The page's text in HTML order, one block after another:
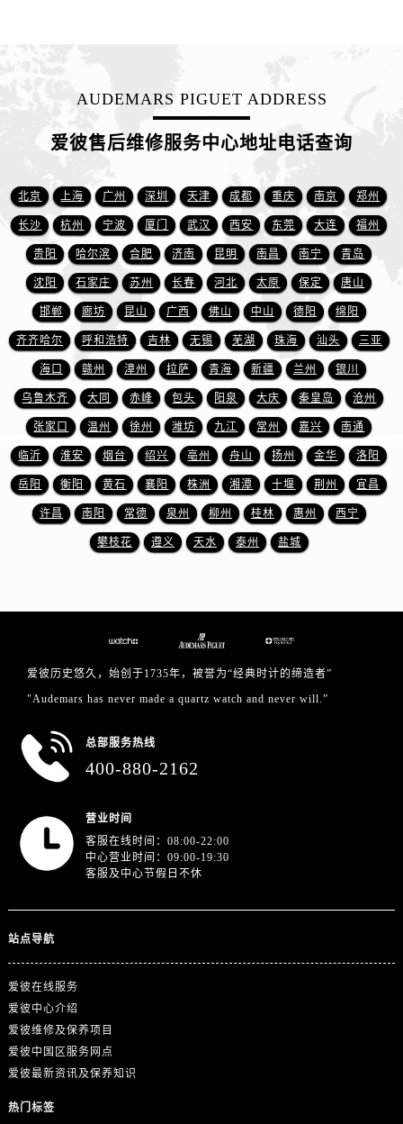
江苏省南京市秦淮区中山南路1号南京中心22层22-C1-C3室爱彼售后服务中心（需提前预约）
江苏省宿迁市宿城区西湖路爱彼售后服务中心（需提前预约）
江苏省泰州市海陵区永定东路399号置地商务中心东塔（华润万象城）17层1706室爱彼售后服务中心（需提前预约）
江苏省徐州市鼓楼区淮海东路29号苏宁广场IFC国际金融中心35层3508室爱彼售后服务中心（需提前预约）
江苏省盐城市盐都区世纪大道5号盐城金融城写字楼1号楼16层1604室爱彼售后服务中心（需提前预约）
江苏省扬州市邗江区国展路29号星耀天地写字楼1号楼18层1803室爱彼售后服务中心（需提前预约）
江苏省镇江市京口区中山东路爱彼售后服务中心（需提前预约）
江西省抚州市临川区赣东大道爱彼售后服务中心（需提前预约）
江西省赣州市章贡区文清路爱彼售后服务中心（需提前预约）
江西省吉安市吉州区井冈山大道爱彼售后服务中心（需提前预约）
江西省景德镇市珠山区珠山中路爱彼售后服务中心（需提前预约）
江西省九江市浔阳区浔阳路爱彼售后服务中心（需提前预约）
江西省南昌市红谷滩新区红谷中大道998号绿地双子塔（中央广场）A1座办公楼14层1407室爱彼售后服务中心（需提前预约）
江西省萍乡市安源区萍安北大道与康庄路交叉口爱彼售后服务中心（需提前预约）
AUDEMARS PIGUET ADDRESS
爱彼售后维修服务中心地址电话查询
北京 上海 广州 深圳 天津 成都 重庆 南京 郑州
长沙 杭州 宁波 厦门 武汉 西安 东莞 大连 福州
贵阳 哈尔滨 合肥 济南 昆明 南昌 南宁 青岛
沈阳 石家庄 苏州 长春 河北 太原 保定 唐山
邯郸 廊坊 昆山 广西 佛山 中山 德阳 绵阳
齐齐哈尔 呼和浩特 吉林 无锡 芜湖 珠海 汕头 三亚
海口 赣州 漳州 拉萨 青海 新疆 兰州 银川
乌鲁木齐 大同 赤峰 包头 阳泉 大庆 秦皇岛 沧州
张家口 温州 徐州 潍坊 九江 常州 嘉兴 南通
临沂 淮安 烟台 绍兴 亳州 舟山 扬州 金华 洛阳
岳阳 衡阳 黄石 襄阳 株洲 湘潭 十堰 荆州 宜昌
许昌 南阳 常德 泉州 柳州 桂林 惠州 西宁
攀枝花 遵义 天水 泰州 盐城
爱彼历史悠久，始创于1735年，被誉为“经典时计的缔造者”
"Audemars has never made a quartz watch and never will.”
总部服务热线
400-880-2162
营业时间
客服在线时间：08:00-22:00
中心营业时间：09:00-19:30
客服及中心节假日不休
站点导航
爱彼在线服务
爱彼中心介绍
爱彼维修及保养项目
爱彼中国区服务网点
爱彼最新资讯及保养知识
热门标签